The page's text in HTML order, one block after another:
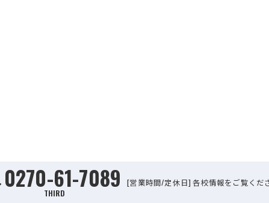
0270-61-7089
THIRD
[営業時間/定休日] 各校情報をご覧くだ